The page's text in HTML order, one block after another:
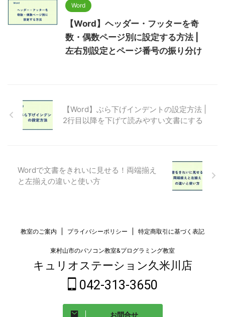
Word
【Word】ヘッダー・フッターを奇
数・偶数ページ別に設定する方法 |
左右別設定とページ番号の振り分け
【Word】ぶら下げインデントの設定方法 |
2行目以降を下げて読みやすい文書にする
Wordで文書をきれいに見せる！両端揃え
と左揃えの違いと使い方
教室のご案内 プライバシーポリシー 特定商取引に基づく表記
東村山市のパソコン教室&プログラミング教室
キュリオステーション久米川店
042-313-3650
お問合せ